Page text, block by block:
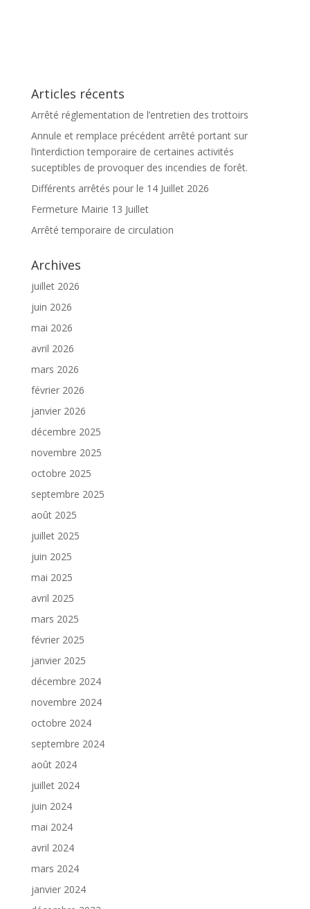
Articles récents
Arrêté réglementation de l’entretien des trottoirs
Annule et remplace précédent arrêté portant sur
l’interdiction temporaire de certaines activités
suceptibles de provoquer des incendies de forêt.
Différents arrêtés pour le 14 Juillet 2026
Fermeture Mairie 13 Juillet
Arrêté temporaire de circulation
Archives
juillet 2026
juin 2026
mai 2026
avril 2026
mars 2026
février 2026
janvier 2026
décembre 2025
novembre 2025
octobre 2025
septembre 2025
août 2025
juillet 2025
juin 2025
mai 2025
avril 2025
mars 2025
février 2025
janvier 2025
décembre 2024
novembre 2024
octobre 2024
septembre 2024
août 2024
juillet 2024
juin 2024
mai 2024
avril 2024
mars 2024
janvier 2024